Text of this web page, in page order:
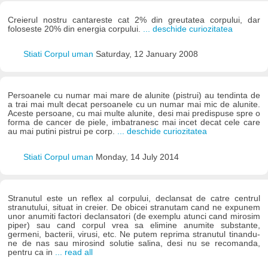
Creierul nostru cantareste cat 2% din greutatea corpului, dar
foloseste 20% din energia corpului.
... deschide curiozitatea
Stiati Corpul uman Saturday, 12 January 2008
Persoanele cu numar mai mare de alunite (pistrui) au tendinta de
a trai mai mult decat persoanele cu un numar mai mic de alunite.
Aceste persoane, cu mai multe alunite, desi mai predispuse spre o
forma de cancer de piele, imbatranesc mai incet decat cele care
au mai putini pistrui pe corp. ... deschide curiozitatea
Stiati Corpul uman Monday, 14 July 2014
Stranutul este un reflex al corpului, declansat de catre centrul
stranutului, situat in creier. De obicei stranutam cand ne expunem
unor anumiti factori declansatori (de exemplu atunci cand mirosim
piper) sau cand corpul vrea sa elimine anumite substante,
germeni, bacterii, virusi, etc. Ne putem reprima stranutul tinandu-
ne de nas sau mirosind solutie salina, desi nu se recomanda,
pentru ca in ... read all